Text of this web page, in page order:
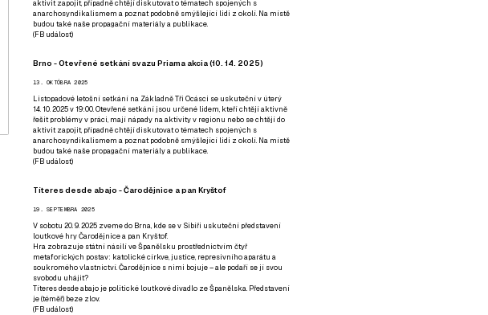
aktivit zapojit, případně chtějí diskutovat o tématech spojených s
anarchosyndikalismem a poznat podobně smýšlející lidi z okolí. Na místě
budou také naše propagační materiály a publikace.
(FB událost)
Brno - Otevřené setkání svazu Priama akcia (10. 14. 2025)
13. OKTÓBRA 2025
Listopadové letošní setkání na Základně Tři Ocásci se uskuteční v úterý
14. 10. 2025 v 19:00. Otevřené setkání jsou určené lidem, kteří chtějí aktivně
řešit problémy v práci, mají nápady na aktivity v regionu nebo se chtějí do
aktivit zapojit, případně chtějí diskutovat o tématech spojených s
anarchosyndikalismem a poznat podobně smýšlející lidi z okolí. Na místě
budou také naše propagační materiály a publikace.
(FB událost)
Títeres desde abajo - Čarodějnice a pan Kryštof
19. SEPTEMBRA 2025
V sobotu 20. 9. 2025 zveme do Brna, kde se v Sibiři uskuteční představení
loutkové hry Čarodějnice a pan Kryštof.
Hra zobrazuje státní násilí ve Španělsku prostřednictvím čtyř
metaforických postav: katolické církve, justice, represivního aparátu a
soukromého vlastnictví. Čarodějnice s nimi bojuje – ale podaří se jí svou
svobodu uhájit?
Títeres desde abajo je politické loutkové divadlo ze Španělska. Představení
je (téměř) beze zlov.
(FB událost)